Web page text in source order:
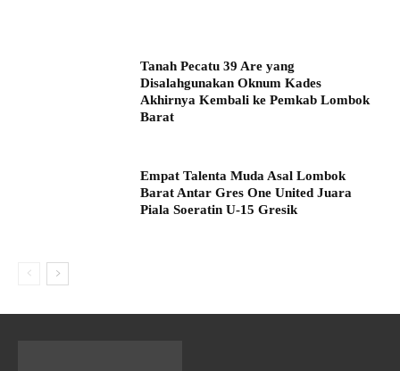
Tanah Pecatu 39 Are yang
Disalahgunakan Oknum Kades
Akhirnya Kembali ke Pemkab Lombok
Barat
Empat Talenta Muda Asal Lombok
Barat Antar Gres One United Juara
Piala Soeratin U-15 Gresik